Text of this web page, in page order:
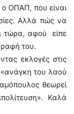
ΟΠΑΠ, που είναι
Αλλά πώς να
τώρα, αφού είπε
του.
εκλογές στις
του λαού
θεωρεί
Καλά